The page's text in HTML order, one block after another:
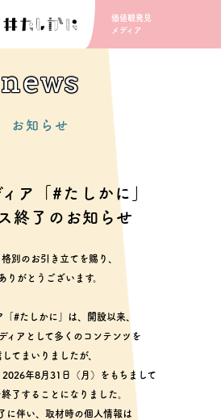
価値観発見
メディア
news
お知らせ
ア「#たしかに」
終了のお知らせ
別のお引き立てを賜り、
りがとうございます。
「#たしかに」は、開設以来、
ィアとして多くのコンテンツを
してまいりましたが、
年8月31日（月）をもちまして
了することになりました。
に伴い、取材時の個人情報は